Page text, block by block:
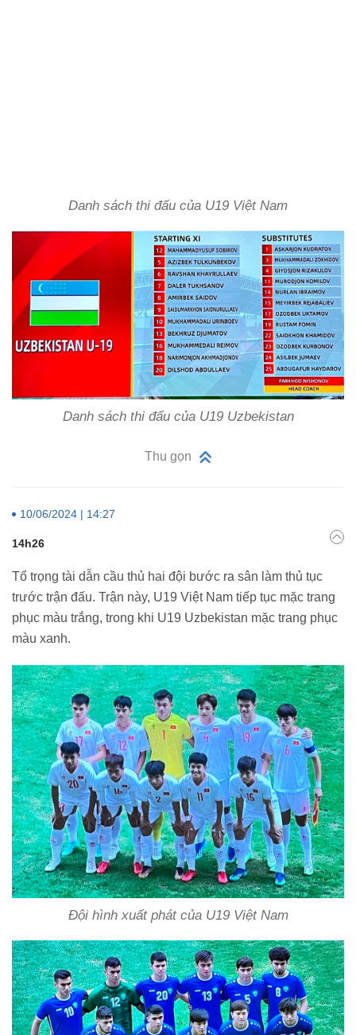
Danh sách thi đấu của U19 Việt Nam
Danh sách thi đấu của U19 Uzbekistan
Thu gọn
10/06/2024 | 14:27
14h26
Tổ trọng tài dẫn cầu thủ hai đội bước ra sân làm thủ tục
trước trận đấu. Trận này, U19 Việt Nam tiếp tục mặc trang
phục màu trắng, trong khi U19 Uzbekistan mặc trang phục
màu xanh.
Đội hình xuất phát của U19 Việt Nam